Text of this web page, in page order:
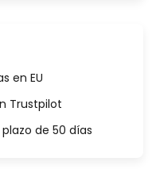
en EU
Trustpilot
de 50 días